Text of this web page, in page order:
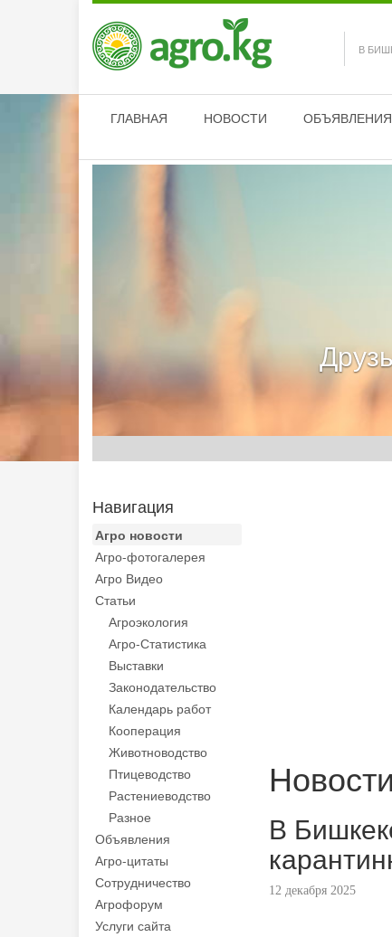
В
ГЛАВНАЯ НОВОСТИ ОБЪЯВЛЕНИЯ
Навигация
Агро новости
Агро-фотогалерея
Агро Видео
Статьи
Агроэкология
Агро-Статистика
Выставки
Законодательство
Календарь работ
Кооперация
Животноводство
Птицеводство
Растениеводство
Разное
Объявления
Агро-цитаты
Сотрудничество
Агрофорум
Услуги сайта
В
12 декабря 2025